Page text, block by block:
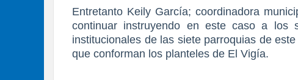
Entretanto Keily García; coordinadora
continuar instruyendo en este caso a los
institucionales de las siete parroquias de
que conforman los planteles de El Vigía.